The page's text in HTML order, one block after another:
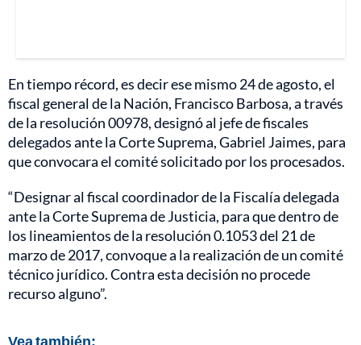
En tiempo récord, es decir ese mismo 24 de agosto, el
fiscal general de la Nación, Francisco Barbosa, a través
de la resolución 00978, designó al jefe de fiscales
delegados ante la Corte Suprema, Gabriel Jaimes, para
que convocara el comité solicitado por los procesados.
“Designar al fiscal coordinador de la Fiscalía delegada
ante la Corte Suprema de Justicia, para que dentro de
los lineamientos de la resolución 0.1053 del 21 de
marzo de 2017, convoque a la realización de un comité
técnico jurídico. Contra esta decisión no procede
recurso alguno”.
Vea también: